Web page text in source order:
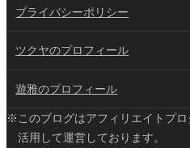
プライバシーポリシー
ツクヤのプロフィール
遊雅のプロフィール
※このブログはアフィリエイトプロ
活用して運営しております。